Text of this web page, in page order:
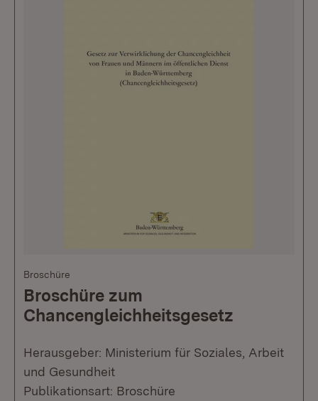
Broschüre
Broschüre zum
Chancengleichheitsgesetz
Herausgeber: Ministerium für Soziales, Arbeit
und Gesundheit
Publikationsart: Broschüre